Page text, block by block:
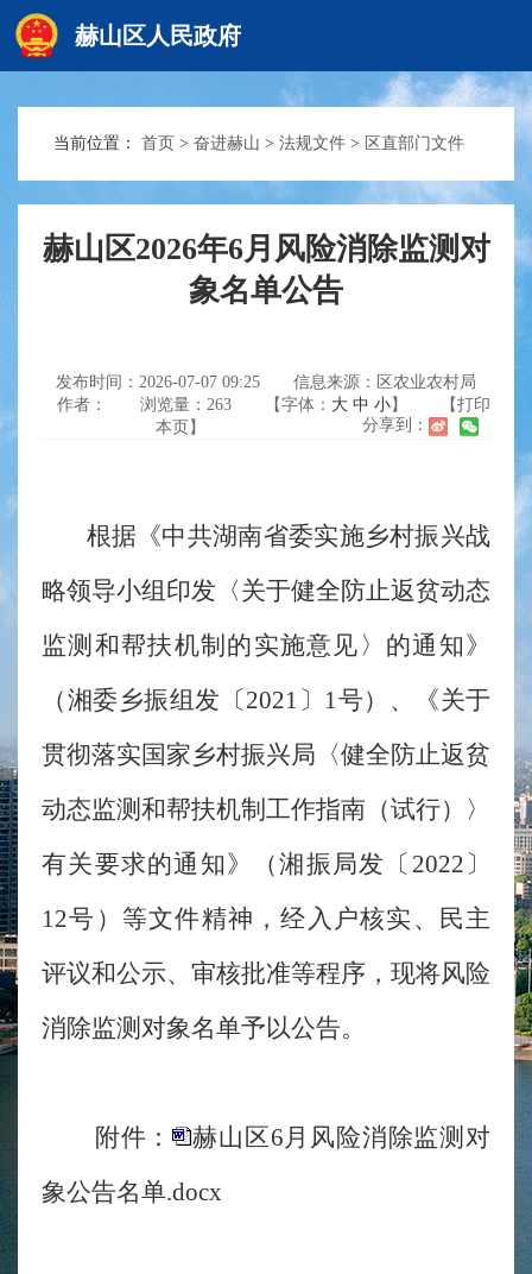
赫山区人民政府
赫山首页
政务要闻
互动交流
当前位置： 首页 > 奋进赫山 > 法规文件 > 区直部门文件
赫山区2026年6月风险消除监测对
象名单公告
发布时间：2026-07-07 09:25
信息来源：区农业农村局
作者：
浏览量： 263 【字体： 大 中 小】
【打印
本页】
分享到：
根据《中共湖南省委实施乡村振兴战
略领导小组印发〈关于健全防止返贫动态
监测和帮扶机制的实施意见〉的通知》
（湘委乡振组发〔2021〕1号）、《关于
贯彻落实国家乡村振兴局〈健全防止返贫
动态监测和帮扶机制工作指南（试行）〉
有关要求的通知》（湘振局发〔2022〕
12号）等文件精神，经入户核实、民主
评议和公示、审核批准等程序，现将风险
消除监测对象名单予以公告。
附件：
赫山区6月风险消除监测对
象公告名单.docx